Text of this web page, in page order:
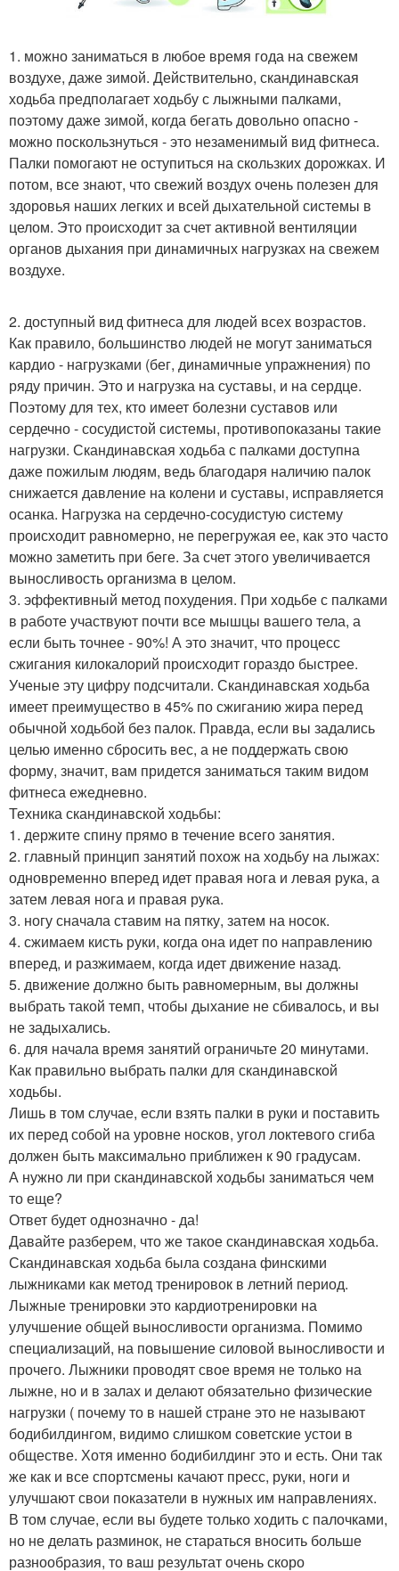
1. можно заниматься в любое время года на свежем
воздухе, даже зимой. Действительно, скандинавская
ходьба предполагает ходьбу с лыжными палками,
поэтому даже зимой, когда бегать довольно опасно -
можно поскользнуться - это незаменимый вид фитнеса.
Палки помогают не оступиться на скользких дорожках. И
потом, все знают, что свежий воздух очень полезен для
здоровья наших легких и всей дыхательной системы в
целом. Это происходит за счет активной вентиляции
органов дыхания при динамичных нагрузках на свежем
воздухе.
2. доступный вид фитнеса для людей всех возрастов.
Как правило, большинство людей не могут заниматься
кардио - нагрузками (бег, динамичные упражнения) по
ряду причин. Это и нагрузка на суставы, и на сердце.
Поэтому для тех, кто имеет болезни суставов или
сердечно - сосудистой системы, противопоказаны такие
нагрузки. Скандинавская ходьба с палками доступна
даже пожилым людям, ведь благодаря наличию палок
снижается давление на колени и суставы, исправляется
осанка. Нагрузка на сердечно-сосудистую систему
происходит равномерно, не перегружая ее, как это часто
можно заметить при беге. За счет этого увеличивается
выносливость организма в целом.
3. эффективный метод похудения. При ходьбе с палками
в работе участвуют почти все мышцы вашего тела, а
если быть точнее - 90%! А это значит, что процесс
сжигания килокалорий происходит гораздо быстрее.
Ученые эту цифру подсчитали. Скандинавская ходьба
имеет преимущество в 45% по сжиганию жира перед
обычной ходьбой без палок. Правда, если вы задались
целью именно сбросить вес, а не поддержать свою
форму, значит, вам придется заниматься таким видом
фитнеса ежедневно.
Техника скандинавской ходьбы:
1. держите спину прямо в течение всего занятия.
2. главный принцип занятий похож на ходьбу на лыжах:
одновременно вперед идет правая нога и левая рука, а
затем левая нога и правая рука.
3. ногу сначала ставим на пятку, затем на носок.
4. сжимаем кисть руки, когда она идет по направлению
вперед, и разжимаем, когда идет движение назад.
5. движение должно быть равномерным, вы должны
выбрать такой темп, чтобы дыхание не сбивалось, и вы
не задыхались.
6. для начала время занятий ограничьте 20 минутами.
Как правильно выбрать палки для скандинавской
ходьбы.
Лишь в том случае, если взять палки в руки и поставить
их перед собой на уровне носков, угол локтевого сгиба
должен быть максимально приближен к 90 градусам.
А нужно ли при скандинавской ходьбы заниматься чем
то еще?
Ответ будет однозначно - да!
Давайте разберем, что же такое скандинавская ходьба.
Скандинавская ходьба была создана финскими
лыжниками как метод тренировок в летний период.
Лыжные тренировки это кардиотренировки на
улучшение общей выносливости организма. Помимо
специализаций, на повышение силовой выносливости и
прочего. Лыжники проводят свое время не только на
лыжне, но и в залах и делают обязательно физические
нагрузки ( почему то в нашей стране это не называют
бодибилдингом, видимо слишком советские устои в
обществе. Хотя именно бодибилдинг это и есть. Они так
же как и все спортсмены качают пресс, руки, ноги и
улучшают свои показатели в нужных им направлениях.
В том случае, если вы будете только ходить с палочками,
но не делать разминок, не стараться вносить больше
разнообразия, то ваш результат очень скоро